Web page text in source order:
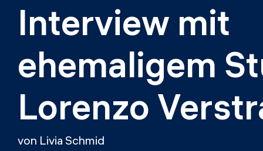
DevOps
LLMOps
Interview mit
ehemaligem
Lorenzo
von Livia Schmid